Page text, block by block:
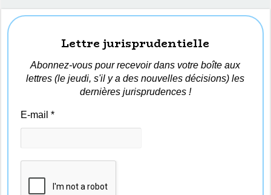
Lettre jurisprudentielle
Abonnez-vous pour recevoir dans votre boîte aux
lettres (le jeudi, s'il y a des nouvelles décisions) les
dernières jurisprudences !
E-mail*